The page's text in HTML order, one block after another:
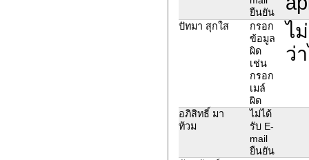
ยืนยัน
ปัทมา สุกใส
กรอก
ข้อมูล
ผิด
เช่น
กรอก
เมล์
ผิด
ไ
ว่
อภิสิทธิ์ มา
ท้วม
ไม่ได้
รับ E-
mail
ยืนยัน